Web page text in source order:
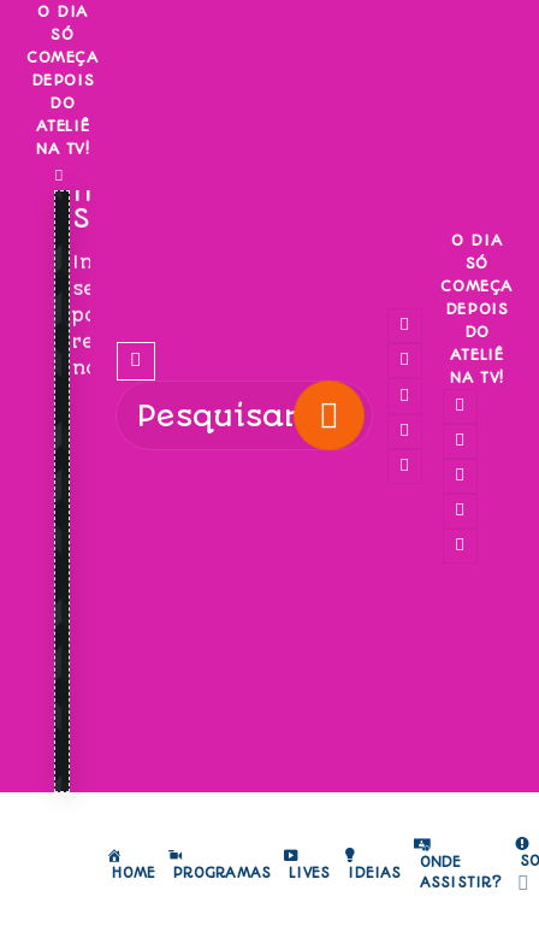
Skip
content
O DIA
SÓ
COMEÇA
DEPOIS
DO
ATELIÊ
NA TV!
INSCREVA-
SE!
Inscreva-
se
para
receber
novidades!
O DIA
SÓ
COMEÇA
DEPOIS
DO
ATELIÊ
NA TV!
HOME PROGRAMAS LIVES IDEIAS
ONDE
ASSISTIR?